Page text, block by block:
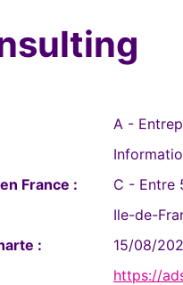
A -
France :
C - Entre
Ile-de-
:
15/08/
https://